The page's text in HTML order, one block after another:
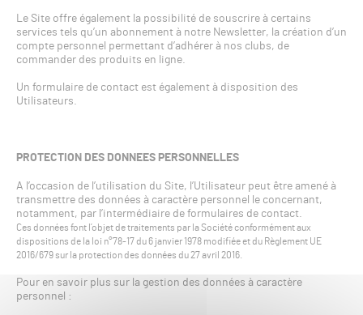
Le Site offre également la possibilité de souscrire à certains
services tels qu’un abonnement à notre Newsletter, la création d’un
compte personnel permettant d’adhérer à nos clubs, de
commander des produits en ligne.
Un formulaire de contact est également à disposition des
Utilisateurs.
PROTECTION DES DONNEES PERSONNELLES
A l’occasion de l’utilisation du Site, l’Utilisateur peut être amené à
transmettre des données à caractère personnel le concernant,
notamment, par l’intermédiaire de formulaires de contact.
Ces données font l’objet de traitements par la Société conformément aux
dispositions de la loi n°78-17 du 6 janvier 1978 modifiée et du Règlement UE
2016/679 sur la protection des données du 27 avril 2016.
Pour en savoir plus sur la gestion des données à caractère
personnel :